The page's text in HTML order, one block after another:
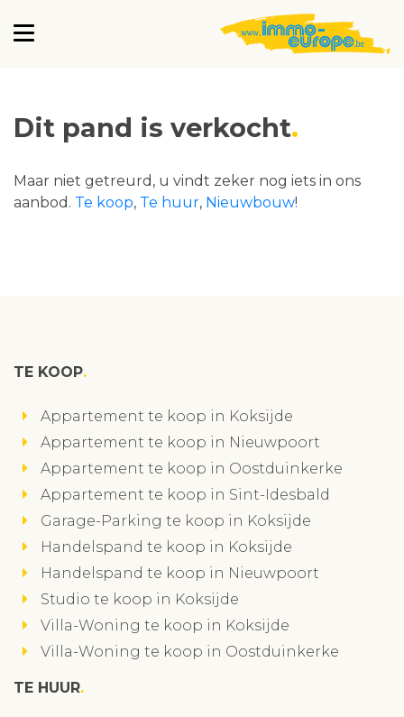
Dit pand is verkocht
Maar niet getreurd, u vindt zeker nog iets in ons
aanbod. Te koop, Te huur, Nieuwbouw!
TE KOOP
Appartement te koop in Koksijde
Appartement te koop in Nieuwpoort
Appartement te koop in Oostduinkerke
Appartement te koop in Sint-Idesbald
Garage-Parking te koop in Koksijde
Handelspand te koop in Koksijde
Handelspand te koop in Nieuwpoort
Studio te koop in Koksijde
Villa-Woning te koop in Koksijde
Villa-Woning te koop in Oostduinkerke
TE HUUR